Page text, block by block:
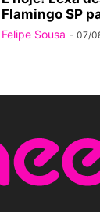
Flamingo SP
Felipe Sousa - 07/